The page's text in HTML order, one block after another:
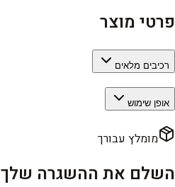
פרטי מוצר
רכיבים מלאים
אופן שימוש
מומלץ עבורך
השלם את ההשגרה שלך